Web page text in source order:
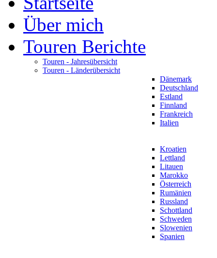
Über mich
Touren Berichte
Touren - Jahresübersicht
Touren - Länderübersicht
Dänemark
Deutschland
Estland
Finnland
Frankreich
Italien
Kroatien
Lettland
Litauen
Marokko
Österreich
Rumänien
Russland
Schottland
Schweden
Slowenien
Spanien